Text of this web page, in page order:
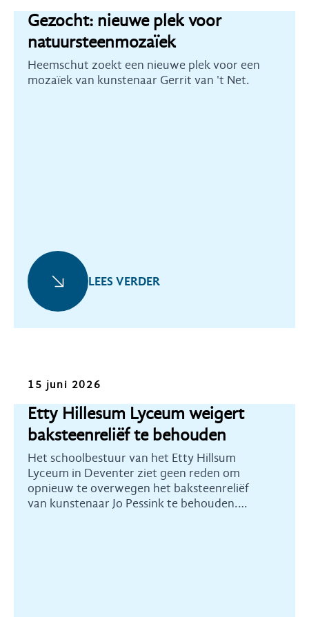
Gezocht: nieuwe plek voor
natuursteenmozaïek
Heemschut zoekt een nieuwe plek voor een
mozaïek van kunstenaar Gerrit van 't Net.
LEES VERDER
Nieuws
15 juni 2026
Etty Hillesum Lyceum weigert
baksteenreliëf te behouden
Het schoolbestuur van het Etty Hillsum
Lyceum in Deventer ziet geen reden om
opnieuw te overwegen het baksteenreliëf
van kunstenaar Jo Pessink te behouden.